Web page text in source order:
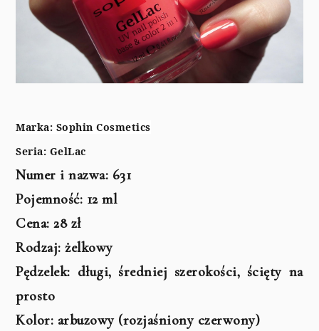
Marka: Sophin Cosmetics
Seria: GelLac
Numer i nazwa: 631
Pojemność: 12 ml
Cena: 28 zł
Rodzaj: żelkowy
Pędzelek: długi, średniej szerokości, ścięty na
prosto
Kolor: arbuzowy (rozjaśniony czerwony)